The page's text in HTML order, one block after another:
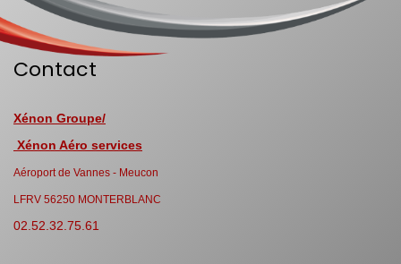
Contact
Xénon Groupe/
Xénon Aéro services
Aéroport de Vannes - Meucon
LFRV 56250 MONTERBLANC
02.52.32.75.61